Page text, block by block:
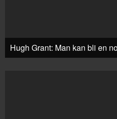
Hugh Grant: Man kan bli en